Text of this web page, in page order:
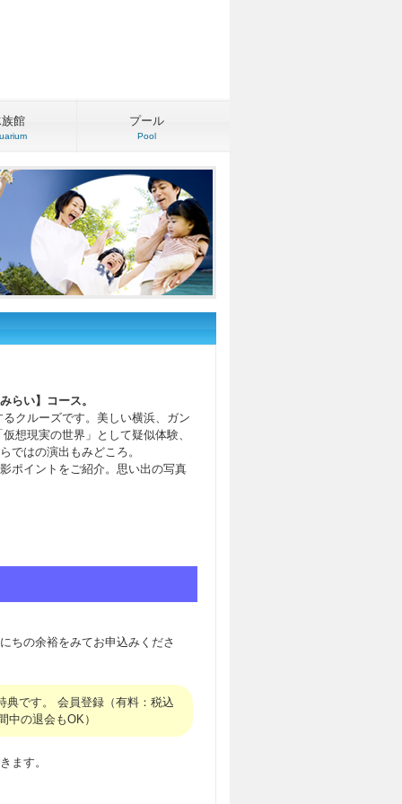
館 プール
Pool
らい】コース。
クルーズです。美しい横浜、ガン
想現実の世界」として疑似体験、
ではの演出もみどころ。
ポイントをご紹介。思い出の写真
ちの余裕をみてお申込みくださ
典です。 会員登録（有料：税込
の退会もOK）
ます。